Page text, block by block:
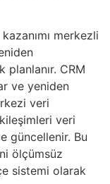
merkezli
CRM
ve yeniden
veri
veri
güncellenir. Bu
ölçümsüz
sistemi olarak